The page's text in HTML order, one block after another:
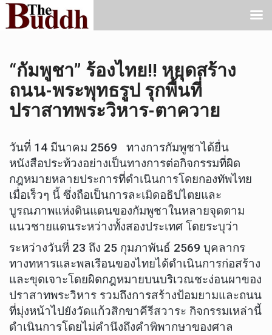
“กัมพูชา” ร้องไทย!! หยุดสร้าง
ถนน-พระพุทธรูป รุกพื้นที่
ปราสาทพระวิหาร-ตาควาย
วันที่ 14 มีนาคม 2569 ทางการกัมพูชาได้ยื่น
หนังสือประท้วงอย่างเป็นทางการต่อกิจกรรมที่ผิด
กฎหมายหลายประการที่ดำเนินการโดยกองทัพไทย
เมื่อเร็วๆ นี้ ซึ่งถือเป็นการละเมิดอธิปไตยและ
บูรณภาพแห่งดินแดนของกัมพูชาในหลายจุดตาม
แนวชายแดนระหว่างทั้งสองประเทศ โดยระบุว่า
ระหว่างวันที่ 23 ถึง 25 กุมภาพันธ์ 2569 บุคลากร
ทางทหารและพลเรือนของไทยได้ดำเนินการก่อสร้าง
และขุดเจาะโดยผิดกฎหมายบนบริเวณชะง่อนผาของ
ปราสาทพระวิหาร รวมถึงการสร้างป้อมยามและถนน
ที่มุ่งหน้าไปยังวัดแก้วสิกขาคีรีสวาระ กิจกรรมเหล่านี้
ดำเนินการโดยไม่คำนึงถึงคำพิพากษาของศาล